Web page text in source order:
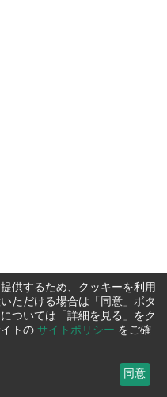
供するため、クッキーを利用
ただける場合は「同意」ボタ
ついては「詳細を見る」をク
トの サイトポリシー をご確
同意